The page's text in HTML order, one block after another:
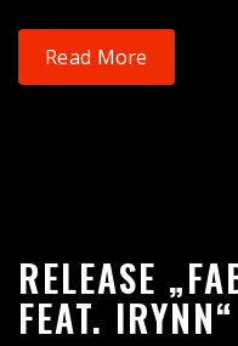
Read More
RELEASE
FEAT. IRYNN“